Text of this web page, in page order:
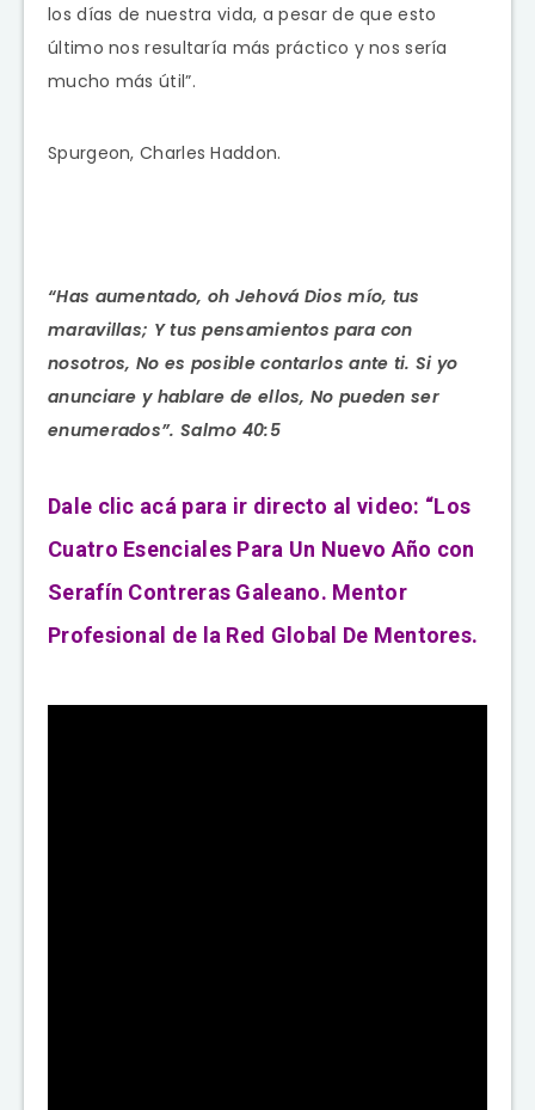
los días de nuestra vida, a pesar de que esto
último nos resultaría más práctico y nos sería
mucho más útil”.
Spurgeon, Charles Haddon.
“Has aumentado, oh Jehová Dios mío, tus
maravillas; Y tus pensamientos para con
nosotros, No es posible contarlos ante ti. Si yo
anunciare y hablare de ellos, No pueden ser
enumerados”. Salmo 40:5
Dale clic acá para ir directo al video: “Los
Cuatro Esenciales Para Un Nuevo Año con
Serafín Contreras Galeano. Mentor
Profesional de la Red Global De Mentores.